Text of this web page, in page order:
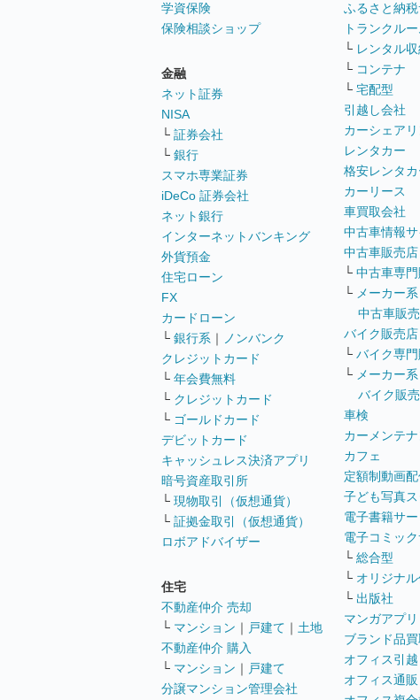
学資保険
保険相談ショップ
金融
ネット証券
NISA
└ 証券会社
└ 銀行
スマホ専業証券
iDeCo 証券会社
ネット銀行
インターネットバンキング
外貨預金
住宅ローン
FX
カードローン
└ 銀行系 ｜
ノンバンク
クレジットカード
└ 年会費無料
└ クレジットカード
└ ゴールドカード
デビットカード
キャッシュレス決済アプリ
暗号資産取引所
└ 現物取引（仮想通貨）
└ 証拠金取引（仮想通貨）
ロボアドバイザー
住宅
不動産仲介 売却
└ マンション ｜ 戸建て ｜ 土地
不動産仲介 購入
└ マンション ｜ 戸建て
分譲マンション管理会社
ふるさと納税
トランクル
└ レンタル
└ コンテナ
└ 宅配型
引越し会社
カーシェア
レンタカー
格安レンタカ
カーリース
車買取会社
中古車情報サ
中古車販売店
└ 中古車専
└ メーカー系
中古車販
バイク販売店
└ バイク専
└ メーカー系
バイク販
車検
カーメンテ
カフェ
定額制動画
子ども写真
電子書籍サー
電子コミッ
└ 総合型
└ オリジナ
└ 出版社
マンガアプ
ブランド品
オフィス引越
オフィス通販